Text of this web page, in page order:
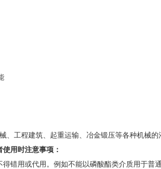
、工程建筑、起重运输、冶金锻压等各种机械的
用时注意事项：
用或代用。例如不能以磷酸酯类介质用于普通